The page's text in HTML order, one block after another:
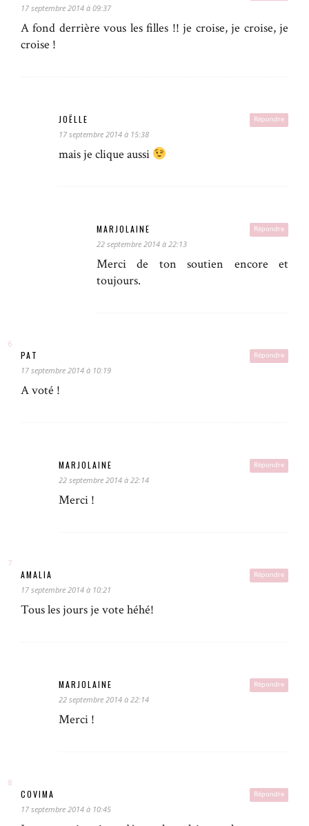
17 septembre 2014 à 09:37
A fond derrière vous les filles !! je croise, je croise, je
croise !
Répondre
JOËLLE
17 septembre 2014 à 15:38
mais je clique aussi
Répondre
MARJOLAINE
22 septembre 2014 à 22:13
Merci de ton soutien encore et
toujours.
Répondre
PAT
17 septembre 2014 à 10:19
A voté !
Répondre
MARJOLAINE
22 septembre 2014 à 22:14
Merci !
Répondre
AMALIA
17 septembre 2014 à 10:21
Tous les jours je vote héhé!
Répondre
MARJOLAINE
22 septembre 2014 à 22:14
Merci !
Répondre
COVIMA
17 septembre 2014 à 10:45